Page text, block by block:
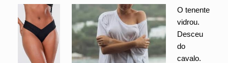
O tenente
vidrou.
Desceu
do
cavalo.